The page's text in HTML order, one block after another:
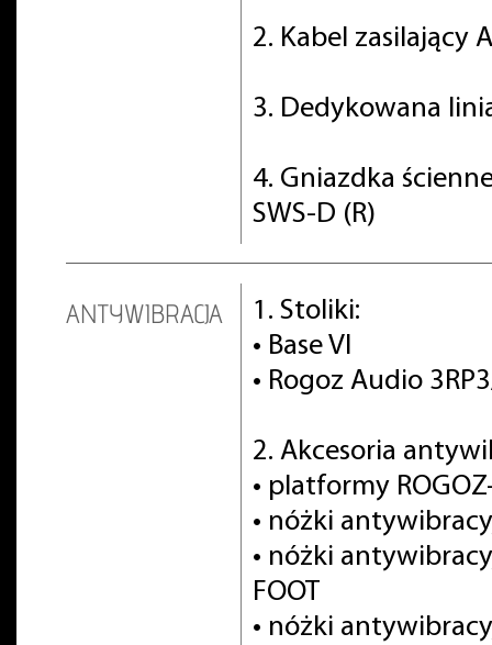
2. Kabel zasilający
3. Dedykowana
4. Gniazdka
SWS-D (R)
ANTYWIBRACJA
1. Stoliki:
• Base VI
• Rogoz Audio
2. Akcesoria
• platformy
• nóżki
• nóżki
FOOT
• nóżki